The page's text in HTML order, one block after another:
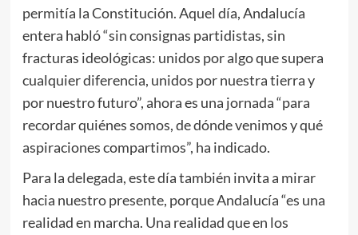
permitía la Constitución. Aquel día, Andalucía
entera habló “sin consignas partidistas, sin
fracturas ideológicas: unidos por algo que supera
cualquier diferencia, unidos por nuestra tierra y
por nuestro futuro”, ahora es una jornada “para
recordar quiénes somos, de dónde venimos y qué
aspiraciones compartimos”, ha indicado.
Para la delegada, este día también invita a mirar
hacia nuestro presente, porque Andalucía “es una
realidad en marcha. Una realidad que en los